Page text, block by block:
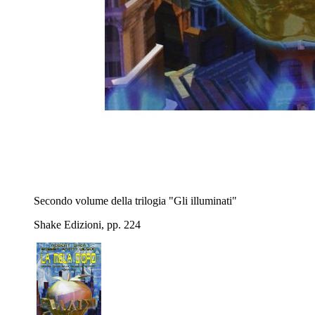
Secondo volume della trilogia "Gli illuminati"
Shake Edizioni, pp. 224